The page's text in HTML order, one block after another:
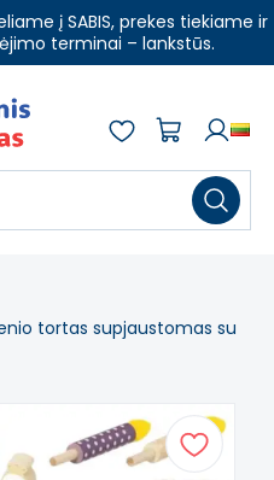
į SABIS, prekes tiekiame ir
terminai – lankstūs.
tortas supjaustomas su